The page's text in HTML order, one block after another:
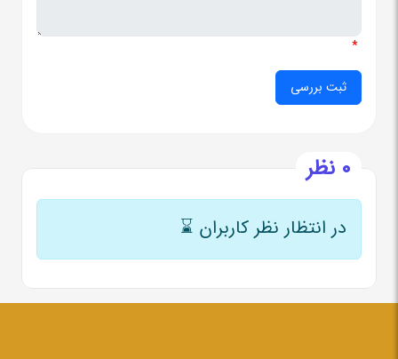
*
0 نظر
در انتظار نظر کاربران ⌛